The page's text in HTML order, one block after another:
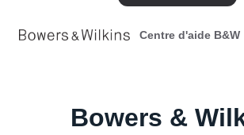
Centre d'aide B&W
Bowers &